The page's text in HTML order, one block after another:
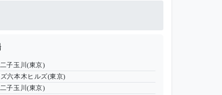
子玉川(東京)
六本木ヒルズ(東京)
子玉川(東京)